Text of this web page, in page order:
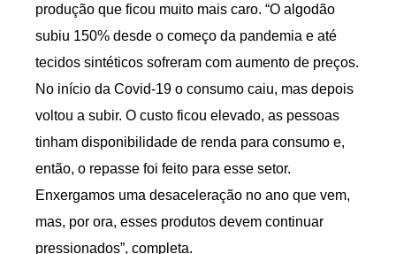
produção que ficou muito mais caro. “O algodão
subiu 150% desde o começo da pandemia e até
tecidos sintéticos sofreram com aumento de preços.
No início da Covid-19 o consumo caiu, mas depois
voltou a subir. O custo ficou elevado, as pessoas
tinham disponibilidade de renda para consumo e,
então, o repasse foi feito para esse setor.
Enxergamos uma desaceleração no ano que vem,
mas, por ora, esses produtos devem continuar
pressionados”, completa.